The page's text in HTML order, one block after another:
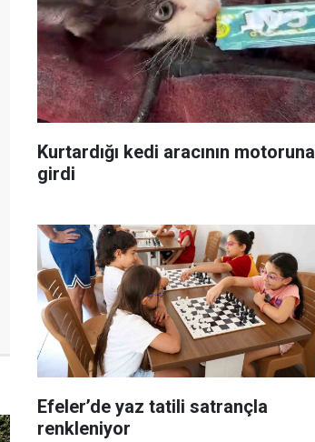
Kurtardığı kedi aracının motoruna
girdi
Efeler’de yaz tatili satrançla
renkleniyor